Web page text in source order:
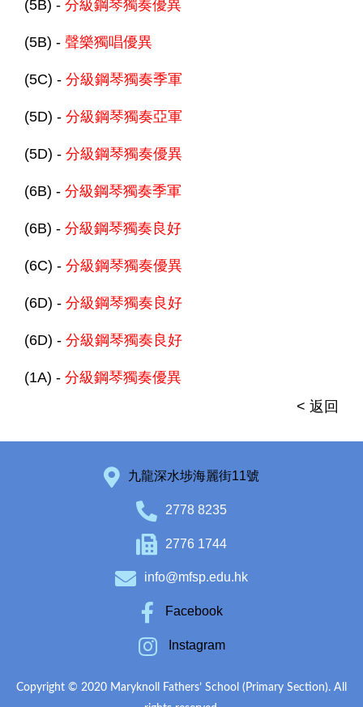
(5B) - 分級鋼琴獨奏優異
(5B) - 聲樂獨唱優異
(5C) - 分級鋼琴獨奏季軍
(5D) - 分級鋼琴獨奏亞軍
(5D) - 分級鋼琴獨奏優異
(6B) - 分級鋼琴獨奏季軍
(6B) - 分級鋼琴獨奏良好
(6C) - 分級鋼琴獨奏優異
(6D) - 分級鋼琴獨奏良好
(6D) - 分級鋼琴獨奏良好
(1A) - 分級鋼琴獨奏優異
< 返回
九龍深水埗海麗街11號
2778 8235
2776 1744
info@mfsp.edu.hk
Facebook
Instagram
Copyright © 2020 Maryknoll Fathers’ School (Primary Section). All